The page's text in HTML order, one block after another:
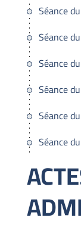
Séance
Séance
Séance
Séance
Séance
Séance